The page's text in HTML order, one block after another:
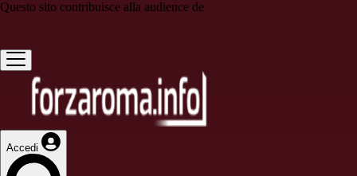
Questo sito contribuisce alla audience de
Accedi